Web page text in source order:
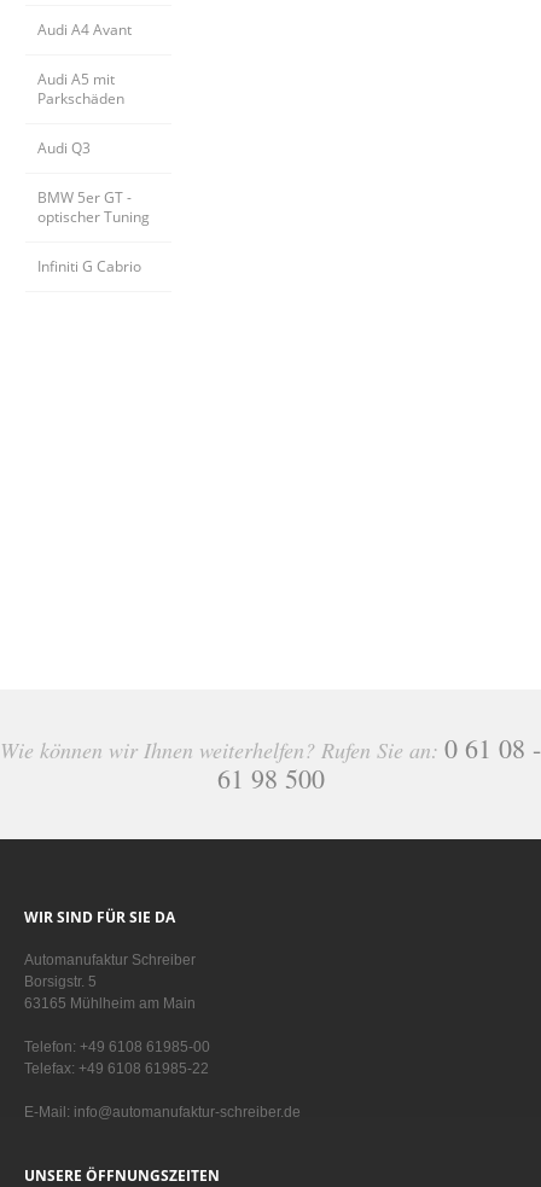
Audi A4 Avant
Audi A5 mit
Parkschäden
Audi Q3
BMW 5er GT -
optischer Tuning
Infiniti G Cabrio
Wie können wir Ihnen weiterhelfen? Rufen Sie an: 0 61 08 -
61 98 500
WIR SIND FÜR SIE DA
Automanufaktur Schreiber
Borsigstr. 5
63165 Mühlheim am Main
Telefon: +49 6108 61985-00
Telefax: +49 6108 61985-22
E-Mail: info@automanufaktur-schreiber.de
UNSERE ÖFFNUNGSZEITEN